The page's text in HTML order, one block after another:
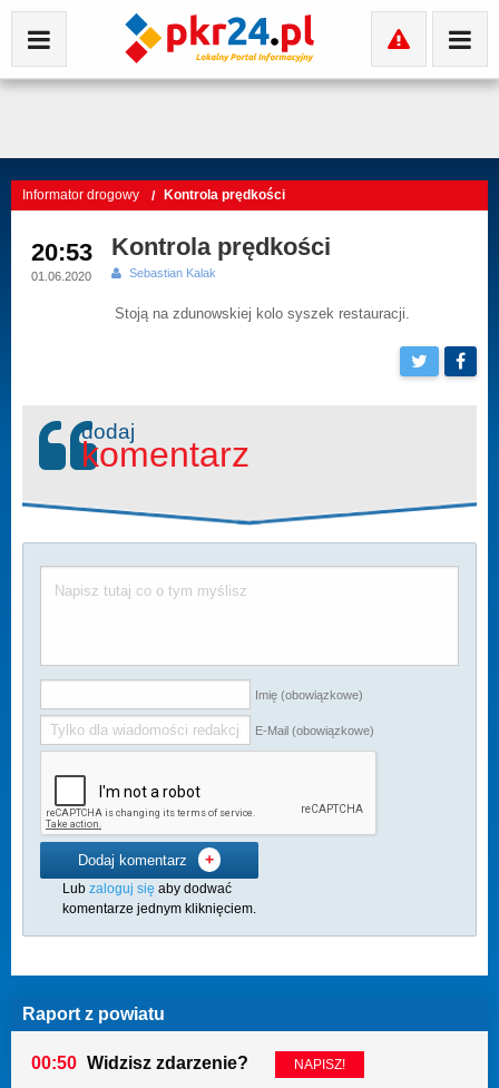
Informator drogowy Kontrola prędkości
20:53
01.06.2020
Kontrola prędkości
Sebastian Kalak
Stoją na zdunowskiej kolo syszek restauracji.
dodaj
komentarz
Imię (obowiązkowe)
E-Mail (obowiązkowe)
Dodaj komentarz +
Lub zaloguj się aby dodwać
komentarze jednym kliknięciem.
Raport z powiatu
00:50 Widzisz zdarzenie? NAPISZ!